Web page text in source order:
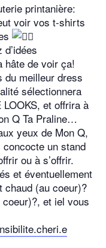
printanière:
voir vos t-shirts
hâte de voir ça!
du meilleur dress
sélectionnera
et offrira à
Q Ta Praline…
yeux de Mon Q,
un stand
ou à s’offrir.
et éventuellement
chaud (au coeur)?
et iel vous